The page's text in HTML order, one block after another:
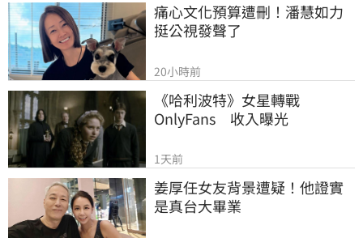
痛心文化預算遭刪！潘慧如力
挺公視發聲了
20小時前
《哈利波特》女星轉戰
OnlyFans　收入曝光
1天前
姜厚任女友背景遭疑！他證實
是真台大畢業